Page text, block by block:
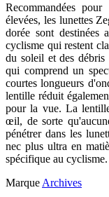
Recommandées
élevées, les lunettes
dorée sont destinées
cyclisme qui restent
du soleil et des
qui comprend un
courtes longueurs
lentille réduit
pour la vue. La
œil, de sorte
pénétrer dans les
nec plus ultra en
spécifique au cyclisme.
Marque Archives